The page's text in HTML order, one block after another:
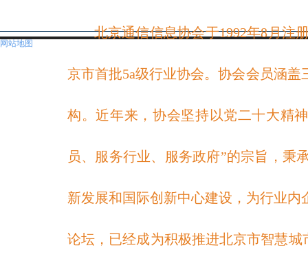
北京通信信息协会于1992年8月注
京市首批5a级行业协会。协会会员涵盖
构。近年来，协会坚持以党二十大精
员、服务行业、服务政府”的宗旨，秉
新发展和国际创新中心建设，为行业
论坛，已经成为积极推进北京市智慧
网站地图